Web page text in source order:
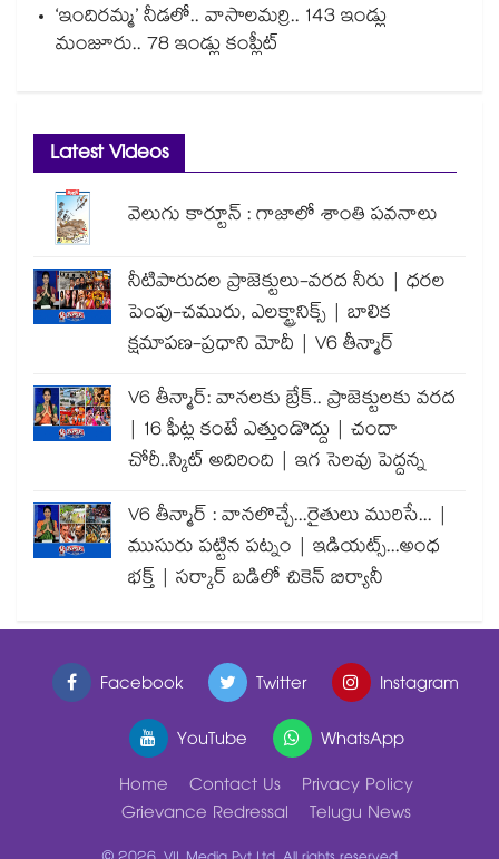
‘ఇందిరమ్మ’ నీడలో.. వాసాలమర్రి.. 143 ఇండ్లు
మంజూరు.. 78 ఇండ్లు కంప్లీట్
Latest Videos
వెలుగు కార్టూన్ : గాజాలో శాంతి పవనాలు
నీటిపారుదల ప్రాజెక్టులు-వరద నీరు | ధరల
పెంపు-చమురు, ఎలక్ట్రానిక్స్ | బాలిక
క్షమాపణ-ప్రధాని మోదీ | V6 తీన్మార్
V6 తీన్మార్: వానలకు బ్రేక్.. ప్రాజెక్టులకు వరద
| 16 ఫీట్ల కంటే ఎత్తుండొద్దు | చందా
చోరీ..స్కిట్ అదిరింది | ఇగ సెలవు పెద్దన్న
V6 తీన్మార్ : వానలొచ్చే...రైతులు మురిసే... |
ముసురు పట్టిన పట్నం | ఇడియట్స్...అంధ
భక్త్ | సర్కార్ బడిలో చికెన్ బిర్యానీ
Facebook Twitter
Instagram
YouTube
WhatsApp
Home
Contact Us
Privacy Policy
Grievance Redressal
Telugu News